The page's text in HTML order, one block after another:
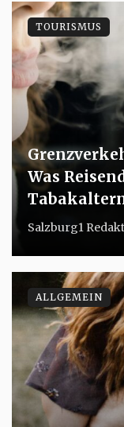
Was
Salzburg1
TOURISMUS
ALLGEMEIN